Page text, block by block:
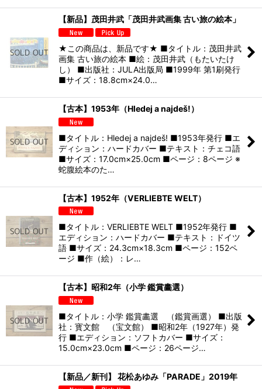
【新品】茂田井武「茂田井武画集 古い旅の絵本」
★この商品は、新品です★ ■タイトル：茂田井武
画集 古い旅の絵本 ■絵：茂田井武（もたいたけ
し） ■出版社：JULA出版局 ■1999年 第1刷発行
■サイズ：18.8cm×24.0…
【古本】1953年（Hledej a najdeš!）
■タイトル：Hledej a najdeš! ■1953年発行 ■エ
ディション：ハードカバー ■テキスト：チェコ語
■サイズ：17.0cm×25.0cm ■ページ：8ページ ※
蛇腹絵本のた…
【古本】1952年（VERLIEBTE WELT）
■タイトル：VERLIEBTE WELT ■1952年発行 ■
エディション：ハードカバー ■テキスト：ドイツ
語 ■サイズ：24.3cm×18.3cm ■ページ：152ペ
ージ ■作（絵）：レ…
【古本】昭和2年（小学 鑑賞畵選）
■タイトル：小学 鑑賞畵選 （鑑賞画選） ■出版
社：寳文館 （宝文館） ■昭和2年（1927年）発
行 ■エディション：ソフトカバー ■サイズ：
15.0cm×23.0cm ■ページ：26ページ…
【新品／新刊】 花松あゆみ「PARADE」2019年